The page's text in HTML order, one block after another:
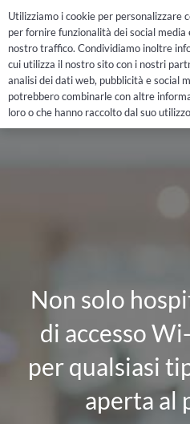
Non solo
di accesso
per qualsiasi
aperta al
Utilizziamo i cookie per personalizzare
per fornire funzionalità dei social media
nostro traffico. Condividiamo inoltre
cui utilizza il nostro sito con i nostri
analisi dei dati web, pubblicità e social
potrebbero combinarle con altre
loro o che hanno raccolto dal suo